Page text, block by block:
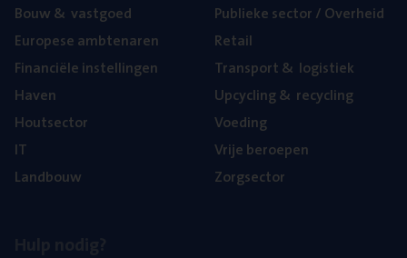
Bouw& vastgoed
Euro­pe­se ambtenaren
Finan­ci­ë­le instellingen
Haven
Hout­sec­tor
IT
Land­bouw
Publie­ke sec­tor / Overheid
Retail
Trans­port& logistiek
Upcy­cling& recycling
Voe­ding
Vrije beroe­pen
Zorg­sec­tor